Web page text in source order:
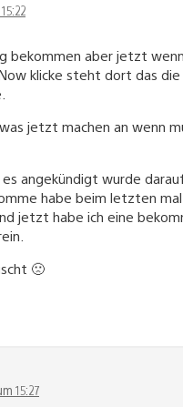
bekommen aber jetzt
klicke steht dort das die
jetzt machen an wenn
angekündigt wurde
habe beim letzten
jetzt habe ich eine
🙁
15:27